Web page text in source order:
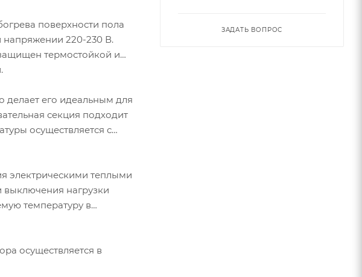
поверхности пола
напряжении 220-230 В.
термостойкой и
делает его идеальным для
секция подходит
осуществляется с
электрическими теплыми
выключения нагрузки
температуру в
осуществляется в
ЗАДАТЬ ВОПРОС